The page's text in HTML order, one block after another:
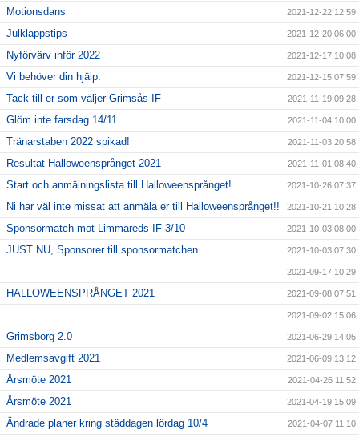
Motionsdans 2021-12-22 12:59
Julklappstips 2021-12-20 06:00
Nyförvärv inför 2022 2021-12-17 10:08
Vi behöver din hjälp. 2021-12-15 07:59
Tack till er som väljer Grimsås IF 2021-11-19 09:28
Glöm inte farsdag 14/11 2021-11-04 10:00
Tränarstaben 2022 spikad! 2021-11-03 20:58
Resultat Halloweensprånget 2021 2021-11-01 08:40
Start och anmälningslista till Halloweensprånget! 2021-10-26 07:37
Ni har väl inte missat att anmäla er till Halloweensprånget!! 2021-10-21 10:28
Sponsormatch mot Limmareds IF 3/10 2021-10-03 08:00
JUST NU, Sponsorer till sponsormatchen 2021-10-03 07:30
2021-09-17 10:29
HALLOWEENSPRÅNGET 2021 2021-09-08 07:51
2021-09-02 15:06
Grimsborg 2.0 2021-06-29 14:05
Medlemsavgift 2021 2021-06-09 13:12
Årsmöte 2021 2021-04-26 11:52
Årsmöte 2021 2021-04-19 15:09
Ändrade planer kring städdagen lördag 10/4 2021-04-07 11:10